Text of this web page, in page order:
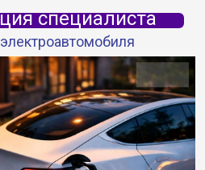
специалиста